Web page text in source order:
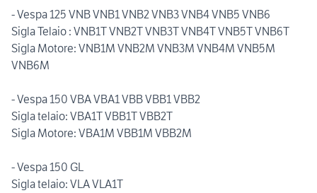
- Vespa 125 VNB VNB1 VNB2 VNB3 VNB4 VNB5 VNB6
Sigla Telaio : VNB1T VNB2T VNB3T VNB4T VNB5T VNB6T
Sigla Motore: VNB1M VNB2M VNB3M VNB4M VNB5M
VNB6M
- Vespa 150 VBA VBA1 VBB VBB1 VBB2
Sigla telaio: VBA1T VBB1T VBB2T
Sigla Motore: VBA1M VBB1M VBB2M
- Vespa 150 GL
Sigla telaio: VLA VLA1T